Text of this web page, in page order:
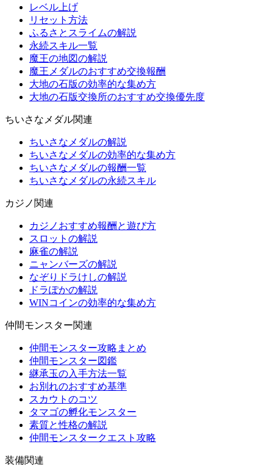
レベル上げ
リセット方法
ふるさとスライムの解説
永続スキル一覧
魔王の地図の解説
魔王メダルのおすすめ交換報酬
大地の石版の効率的な集め方
大地の石版交換所のおすすめ交換優先度
ちいさなメダル関連
ちいさなメダルの解説
ちいさなメダルの効率的な集め方
ちいさなメダルの報酬一覧
ちいさなメダルの永続スキル
カジノ関連
カジノおすすめ報酬と遊び方
スロットの解説
麻雀の解説
ニャンバーズの解説
なぞりドラけしの解説
ドラぽかの解説
WINコインの効率的な集め方
仲間モンスター関連
仲間モンスター攻略まとめ
仲間モンスター図鑑
継承玉の入手方法一覧
お別れのおすすめ基準
スカウトのコツ
タマゴの孵化モンスター
素質と性格の解説
仲間モンスタークエスト攻略
装備関連